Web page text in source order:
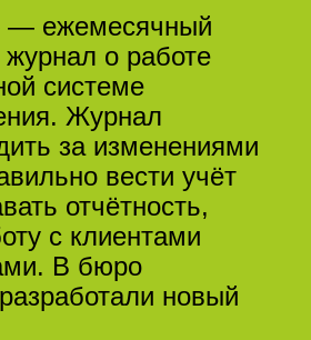
— ежемесячный
журнал о работе
системе
Журнал
за изменениями
вести учёт
отчётность,
с клиентами
В бюро
новый